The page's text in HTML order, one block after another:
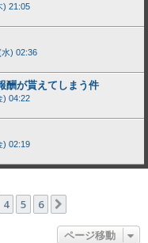
) 21:05
) 02:36
酬が貰えてしまう件
) 04:22
) 02:19
4 5 6
ページ移動